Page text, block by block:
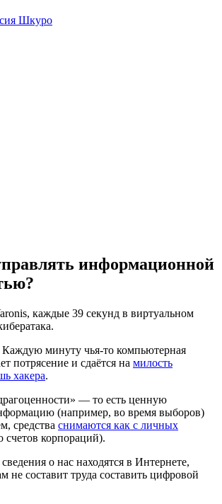
Шкуро
информационной
каждые 39 секунд в виртуальном
Каждую минуту чья-то компьютерная
потрясение и сдаётся на милость
хакера.
— то есть ценную
(например, во время выборов)
средства снимаются как с личных
счетов корпораций).
о нас находятся в Интернете,
не составит труда составить цифровой